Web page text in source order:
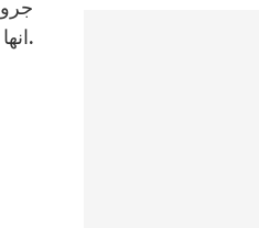
انها ستصبح مجداً له في القيامة. لكن لانها بالفعل مجدت الآن بقيامة المسيح. فيستطيع ان يأخذ منها حياة جديدة، حياة الهية.